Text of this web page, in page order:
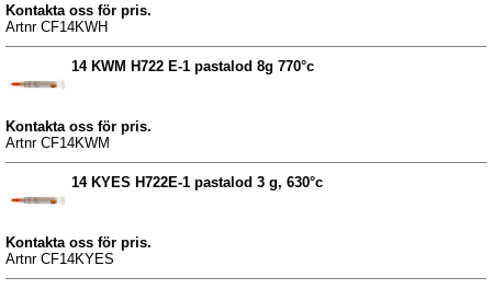
Kontakta oss för pris.
Artnr CF14KWH
14 KWM H722 E-1 pastalod 8g 770°c
Kontakta oss för pris.
Artnr CF14KWM
14 KYES H722E-1 pastalod 3 g, 630°c
Kontakta oss för pris.
Artnr CF14KYES